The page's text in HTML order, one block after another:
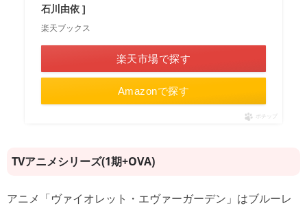
石川由依 ]
楽天ブックス
楽天市場で探す
Amazonで探す
ポチップ
TVアニメシリーズ(1期+OVA)
アニメ「ヴァイオレット・エヴァーガーデン」はブルーレ